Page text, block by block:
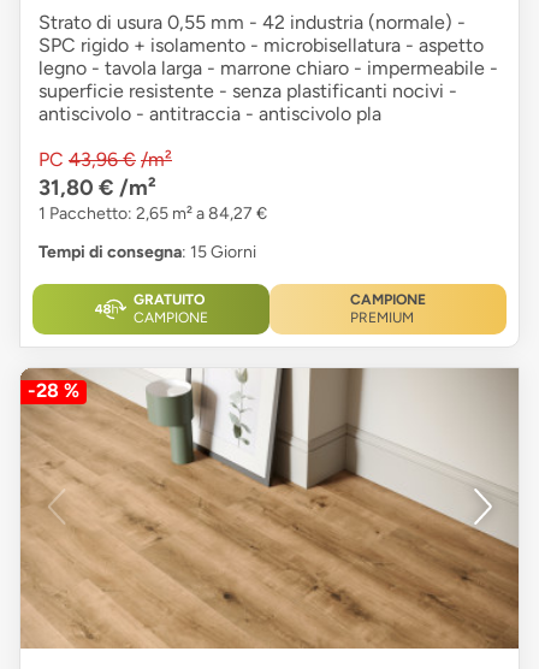
Strato di usura 0,55 mm - 42 industria (normale) -
SPC rigido + isolamento - microbisellatura - aspetto
legno - tavola larga - marrone chiaro - impermeabile -
superficie resistente - senza plastificanti nocivi -
antiscivolo - antitraccia - antiscivolo pla
PC 43,96 € /m²
31,80 € /m²
1 Pacchetto: 2,65 m² a 84,27 €
Tempi di consegna: 15 Giorni
GRATUITO
CAMPIONE
CAMPIONE
PREMIUM
-28 %